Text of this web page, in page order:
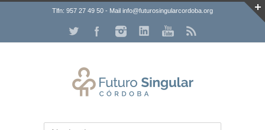
Tlfn: 957 27 49 50 - Mail info@futurosingularcordoba.org